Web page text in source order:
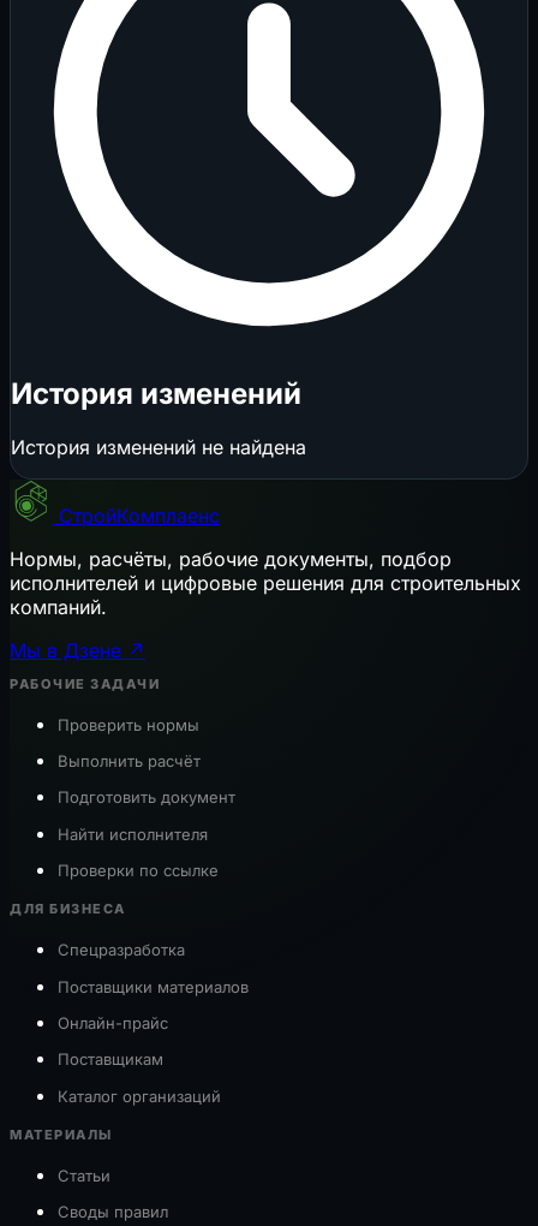
История изменений
История изменений не найдена
СтройКомплаенс
Нормы, расчёты, рабочие документы, подбор
исполнителей и цифровые решения для строительных
компаний.
Мы в Дзене ↗
РАБОЧИЕ ЗАДАЧИ
Проверить нормы
Выполнить расчёт
Подготовить документ
Найти исполнителя
Проверки по ссылке
ДЛЯ БИЗНЕСА
Спецразработка
Поставщики материалов
Онлайн-прайс
Поставщикам
Каталог организаций
МАТЕРИАЛЫ
Статьи
Своды правил